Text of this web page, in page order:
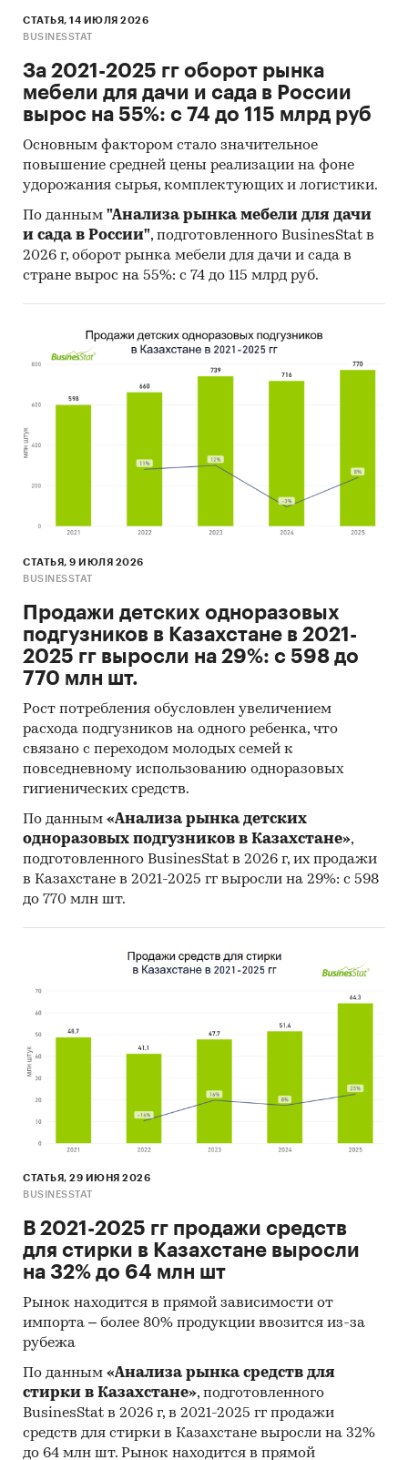
СТАТЬЯ, 14 ИЮЛЯ 2026
BUSINESSTAT
За 2021-2025 гг оборот рынка
мебели для дачи и сада в России
вырос на 55%: с 74 до 115 млрд руб
Основным фактором стало значительное
повышение средней цены реализации на фоне
удорожания сырья, комплектующих и логистики.
По данным "Анализа рынка мебели для дачи
и сада в России", подготовленного BusinesStat в
2026 г, оборот рынка мебели для дачи и сада в
стране вырос на 55%: с 74 до 115 млрд руб.
СТАТЬЯ, 9 ИЮЛЯ 2026
BUSINESSTAT
Продажи детских одноразовых
подгузников в Казахстане в 2021-
2025 гг выросли на 29%: с 598 до
770 млн шт.
Рост потребления обусловлен увеличением
расхода подгузников на одного ребенка, что
связано с переходом молодых семей к
повседневному использованию одноразовых
гигиенических средств.
По данным «Анализа рынка детских
одноразовых подгузников в Казахстане»,
подготовленного BusinesStat в 2026 г, их продажи
в Казахстане в 2021-2025 гг выросли на 29%: с 598
до 770 млн шт.
СТАТЬЯ, 29 ИЮНЯ 2026
BUSINESSTAT
В 2021-2025 гг продажи средств
для стирки в Казахстане выросли
на 32% до 64 млн шт
Рынок находится в прямой зависимости от
импорта – более 80% продукции ввозится из-за
рубежа
По данным «Анализа рынка средств для
стирки в Казахстане», подготовленного
BusinesStat в 2026 г, в 2021-2025 гг продажи
средств для стирки в Казахстане выросли на 32%
до 64 млн шт. Рынок находится в прямой